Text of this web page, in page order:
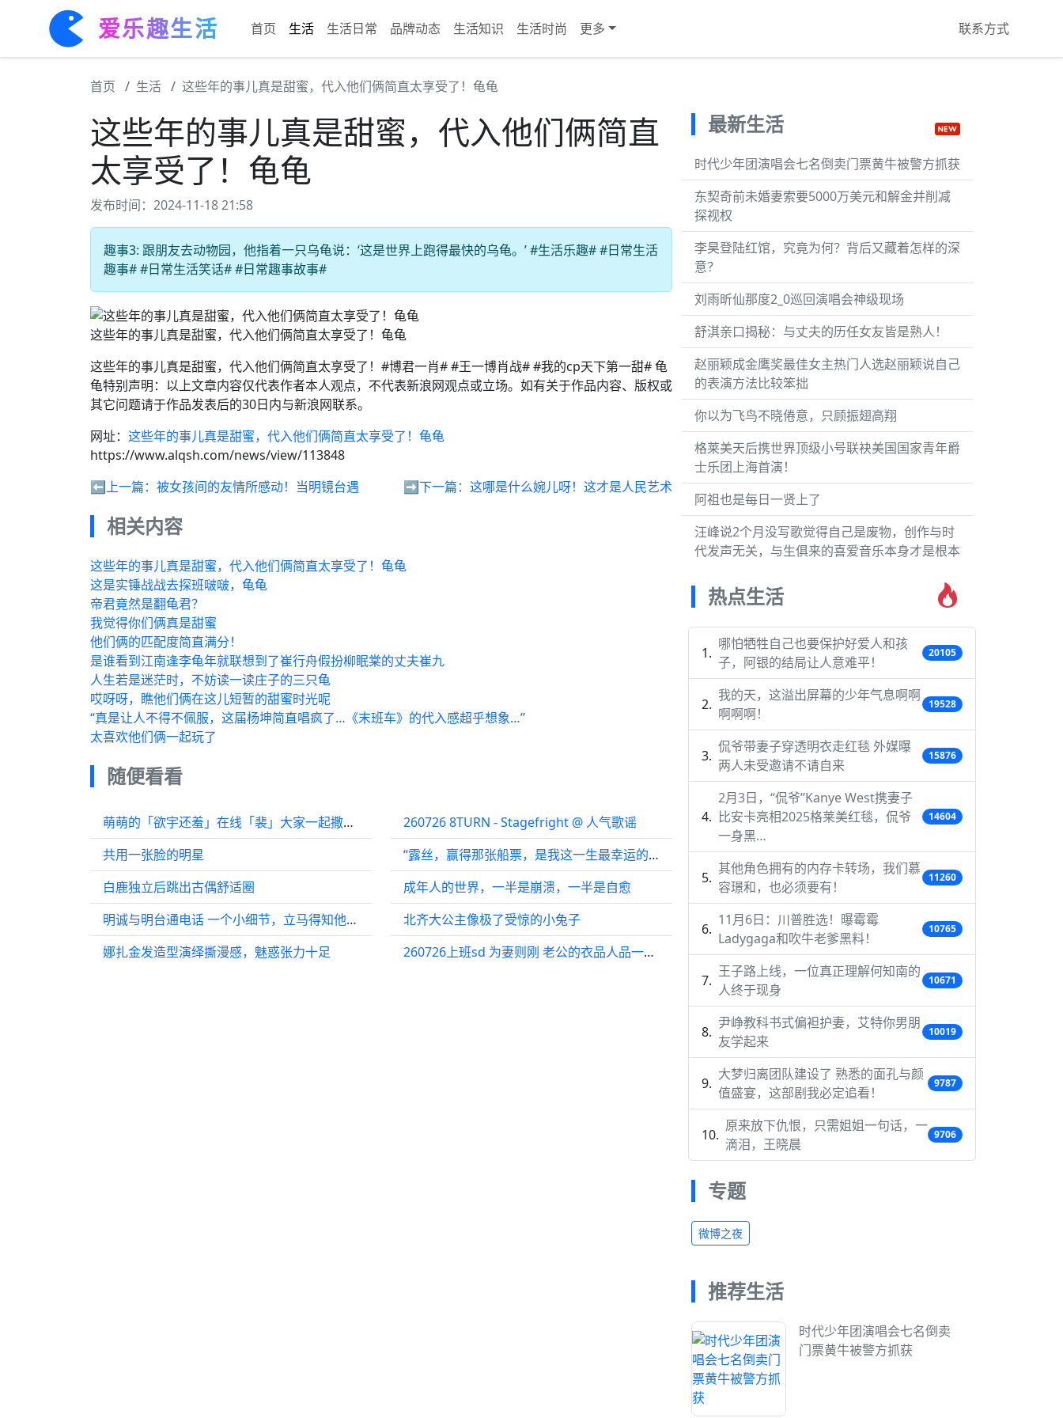
爱乐趣生活 首页 生活 生活日常 品牌动态 生活知识 生活时尚 更多 联系方式
首页 生活 这些年的事儿真是甜蜜，代入他们俩简直太享受了！龟龟
这些年的事儿真是甜蜜，代入他们俩简直
太享受了！龟龟
发布时间：2024-11-18 21:58
趣事3: 跟朋友去动物园，他指着一只乌龟说：‘这是世界上跑得最快的乌龟。’ #生活乐趣# #日常生活
趣事# #日常生活笑话# #日常趣事故事#
这些年的事儿真是甜蜜，代入他们俩简直太享受了！龟龟
这些年的事儿真是甜蜜，代入他们俩简直太享受了！#博君一肖# #王一博肖战# #我的cp天下第一甜# 龟
龟特别声明：以上文章内容仅代表作者本人观点，不代表新浪网观点或立场。如有关于作品内容、版权或
其它问题请于作品发表后的30日内与新浪网联系。
网址： 这些年的事儿真是甜蜜，代入他们俩简直太享受了！龟龟
https://www.alqsh.com/news/view/113848
⬅️上一篇： 被女孩间的友情所感动！当明镜台遇 ➡️下一篇： 这哪是什么婉儿呀！这才是人民艺术
相关内容
这些年的事儿真是甜蜜，代入他们俩简直太享受了！龟龟
这是实锤战战去探班啵啵，龟龟
帝君竟然是翻龟君？
我觉得你们俩真是甜蜜
他们俩的匹配度简直满分！
是谁看到江南逢李龟年就联想到了崔行舟假扮柳眠棠的丈夫崔九
人生若是迷茫时，不妨读一读庄子的三只龟
哎呀呀，瞧他们俩在这儿短暂的甜蜜时光呢
“真是让人不得不佩服，这届杨坤简直唱疯了…《末班车》的代入感超乎想象…”
太喜欢他们俩一起玩了
随便看看
萌萌的「欲宇还羞」在线「裴」大家一起撒娇！
共用一张脸的明星
白鹿独立后跳出古偶舒适圈
明诚与明台通电话 一个小细节，立马得知他被国军绑了！
娜扎金发造型演绎撕漫感，魅惑张力十足
260726 8TURN - Stagefright @ 人气歌谣
“露丝，赢得那张船票，是我这一生最幸运的事”
成年人的世界，一半是崩溃，一半是自愈
北齐大公主像极了受惊的小兔子
260726上班sd 为妻则刚 老公的衣品人品一如既往的优越
最新生活
时代少年团演唱会七名倒卖门票黄牛被警方抓获
东契奇前未婚妻索要5000万美元和解金并削减
探视权
李昊登陆红馆，究竟为何？背后又藏着怎样的深
意？
刘雨昕仙那度2_0巡回演唱会神级现场
舒淇亲口揭秘：与丈夫的历任女友皆是熟人！
赵丽颖成金鹰奖最佳女主热门人选赵丽颖说自己
的表演方法比较笨拙
你以为飞鸟不晓倦意，只顾振翅高翔
格莱美天后携世界顶级小号联袂美国国家青年爵
士乐团上海首演！
阿祖也是每日一贤上了
汪峰说2个月没写歌觉得自己是废物，创作与时
代发声无关，与生俱来的喜爱音乐本身才是根本
热点生活
哪怕牺牲自己也要保护好爱人和孩
子，阿银的结局让人意难平！
20105
我的天，这溢出屏幕的少年气息啊啊
啊啊啊！
19528
侃爷带妻子穿透明衣走红毯 外媒曝
两人未受邀请不请自来
15876
2月3日，“侃爷”Kanye West携妻子
比安卡亮相2025格莱美红毯，侃爷
一身黑…
14604
其他角色拥有的内存卡转场，我们慕
容璟和，也必须要有！
11260
11月6日：川普胜选！曝霉霉
Ladygaga和吹牛老爹黑料！
10765
王子路上线，一位真正理解何知南的
人终于现身
10671
尹峥教科书式偏袒护妻，艾特你男朋
友学起来
10019
大梦归离团队建设了 熟悉的面孔与颜
值盛宴，这部剧我必定追看！
9787
原来放下仇恨，只需姐姐一句话，一
滴泪，王晓晨
9706
专题
微博之夜
推荐生活
时代少年团演唱会七名倒卖
门票黄牛被警方抓获